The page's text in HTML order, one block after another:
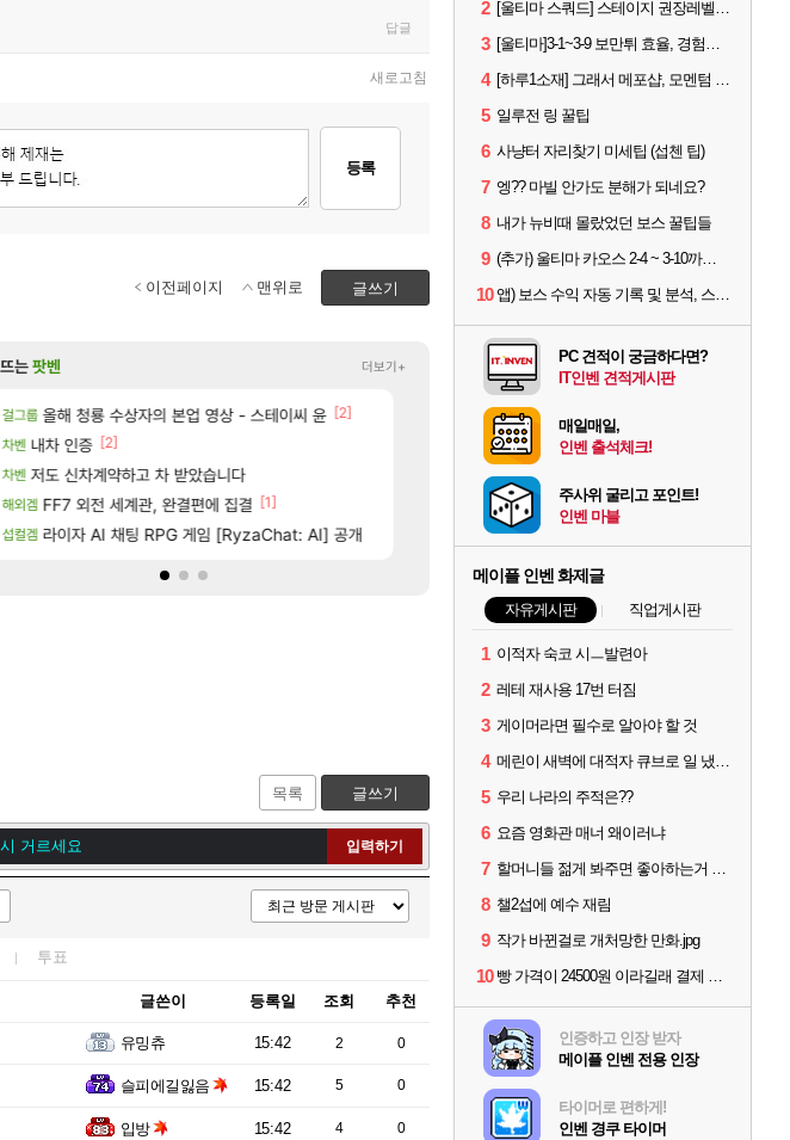
답글
새로고침
등록
글쓰기
이전페이지 맨위로
ㅇㅂ) 쫀지 채팅창 ㅋㅋㅋㅋㅋㅋㅋㅋㅋㅋㅋ [45]
플 메이플 렉걸리는 애들은 참고해라
플 “ 경기도 사실상 부도. ” [241]
와ㅅㅂ 현질 금액 1억이 넘네요..다들 꼭 해보십셔ㅁㅊ
[벨가르딘 The FIRST] 운영 후기 + 1~3위 공대 축하 Ai짤 [74]
오늘 갑자기 떡상한 팔찌옵션
오 0.1% 뚫었다 [9]
에마삼 6억컷ㅋㅋㅋ
[벨가르딘] 나이트메어 클리어 TOP10 알려드립니다.
와 ㅁㅊ 컴플뜸ㅋㅋ
는팟벤 더보기+
걸그룹 올해 청룡 수상자의 본업 영상 - 스테이씨 윤 [2]
차벤 내차 인증 [2]
차벤 저도 신차계약하고 차 받았습니다
해외겜 FF7 외전 세계관, 완결편에 집결 [1]
섭컬겜 라이자 AI 채팅 RPG 게임 [RyzaChat: AI] 공개
섬란 카구라 개발사 신작 [시노비 넥서스] 연내 출시
넷마블, 신작 서브컬쳐 게임 [펄 인 블루] 티저 사이트
아주프로 4컷 만화 | 야간 보초는 너무 힘들어
테스트 때는 로비에 온라인 기능이 있는데
챕터별 길찾기/지도 공략 (1 ~ 12장)
목록 글쓰기
거르세요
거르세요
입력하기
투표
글쓴이 등록일 조회 추천
유밍츄 15:42 2 0
슬피에길잃음 15:42 5 0
입방 15:42 4 0
2 [울티마 스쿼드] 스테이지 권장레벨, 잠재옵션표, 스킬퍼뎀, 장비 리스트 및 능력치 공유
3 [울티마]3-1~3-9 보만튀 효율, 경험치 공략 및 소소한 컨트롤 팁
4 [하루1소재] 그래서 메포샵, 모멘텀 효율 얼마나 좋음?
5 일루전 링 꿀팁
6 사냥터 자리찾기 미세팁 (섭첸 팁)
7 엥?? 마빌 안가도 분해가 되네요?
8 내가 뉴비때 몰랐었던 보스 꿀팁들
9 (추가) 울티마 카오스 2-4 ~ 3-10까지 공략 스펙 및 팁 공유
10 앱) 보스 수익 자동 기록 및 분석, 스케줄러 알림
PC 견적이 궁금하다면?
IT인벤 견적게시판
매일매일,
인벤 출석체크!
주사위 굴리고 포인트!
인벤 마블
메이플 인벤 화제글
자유게시판 직업게시판
1 이적자 숙코 시ㅡ발련아
2 레테 재사용 17번 터짐
3 게이머라면 필수로 알아야 할 것
4 메린이 새벽에 대적자 큐브로 일 냈읍니다...
5 우리 나라의 주적은??
6 요즘 영화관 매너 왜이러냐
7 할머니들 젊게 봐주면 좋아하는거 아니었냐?
8 챌2섭에 예수 재림
9 작가 바뀐걸로 개처망한 만화.jpg
10 빵 가격이 24500원 이라길래 결제 취소하고 나왔다
인증하고 인장 받자
메이플 인벤 전용 인장
타이머로 편하게!
인벤 경쿠 타이머